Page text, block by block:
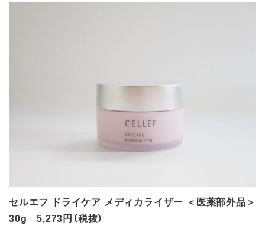
セルエフ ドライケア メディカライザー ＜医薬部外品＞
30g 5,273円（税抜）